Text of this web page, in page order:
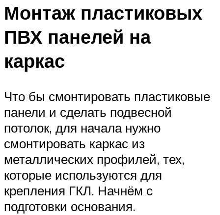
Монтаж пластиковых
ПВХ панелей на
каркас
Что бы смонтировать пластиковые
панели и сделать подвесной
потолок, для начала нужно
смонтировать каркас из
металлических профилей, тех,
которые используются для
крепления ГКЛ. Начнём с
подготовки основания.